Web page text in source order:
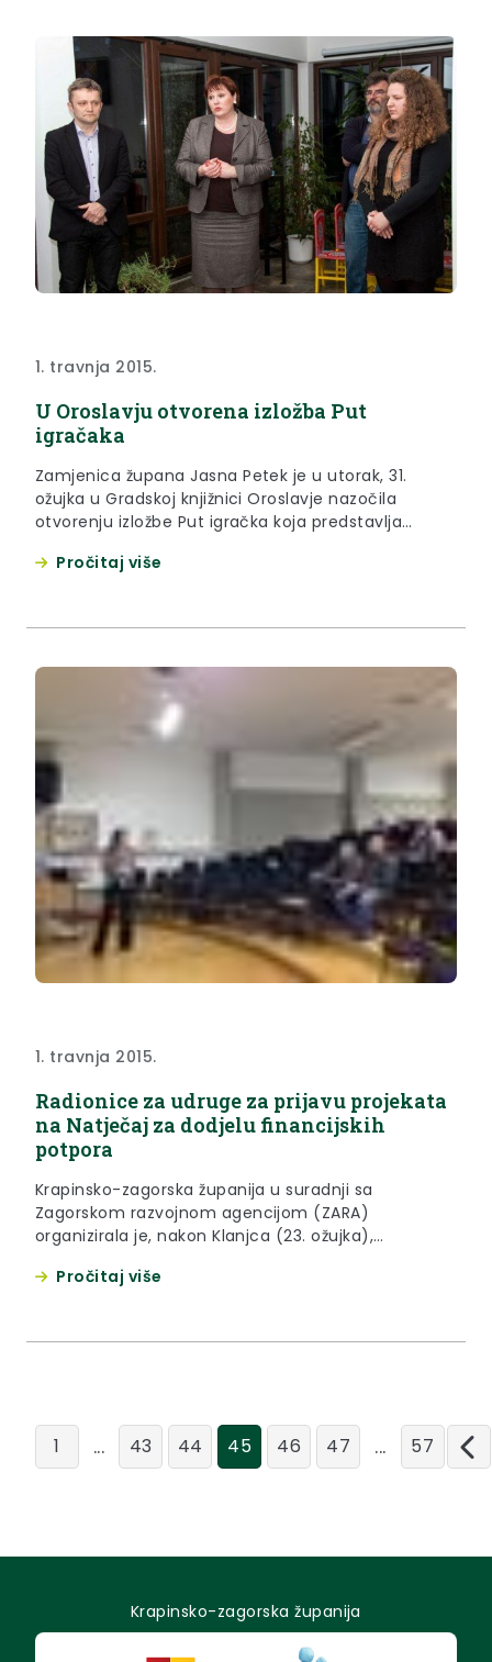
1. travnja 2015.
U Oroslavju otvorena izložba Put
igračaka
Zamjenica župana Jasna Petek je u utorak, 31.
ožujka u Gradskoj knjižnici Oroslavje nazočila
otvorenju izložbe Put igračka koja predstavlja
problematike nepoznavanja tradicijskih drvenih
Pročitaj više
1. travnja 2015.
Radionice za udruge za prijavu projekata
na Natječaj za dodjelu financijskih
potpora
Krapinsko-zagorska županija u suradnji sa
Zagorskom razvojnom agencijom (ZARA)
organizirala je, nakon Klanjca (23. ožujka),
zainteresirane za prijavu svojih projekta/programa
Pročitaj više
1 ... 43 44 45 46 47 ... 57
Krapinsko-zagorska županija